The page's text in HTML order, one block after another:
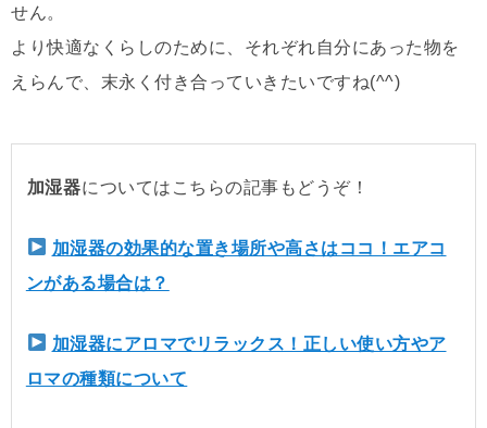
せん。
より快適なくらしのために、それぞれ自分にあった物を
えらんで、末永く付き合っていきたいですね(^^)
加湿器についてはこちらの記事もどうぞ！
加湿器の効果的な置き場所や高さはココ！エアコ
ンがある場合は？
加湿器にアロマでリラックス！正しい使い方やア
ロマの種類について